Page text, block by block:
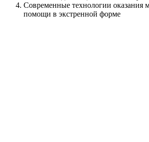
Современные технологии оказания
помощи в экстренной форме